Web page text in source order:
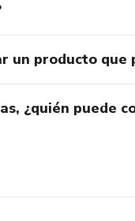
un producto
¿quién puede